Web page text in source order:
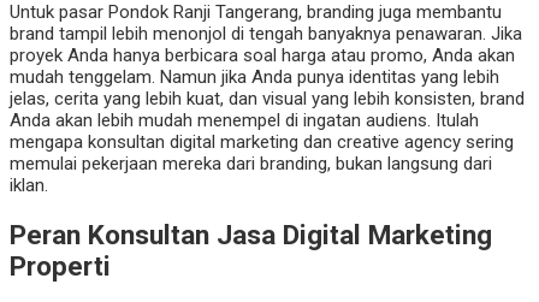
Untuk pasar Pondok Ranji Tangerang, branding juga membantu
brand tampil lebih menonjol di tengah banyaknya penawaran. Jika
proyek Anda hanya berbicara soal harga atau promo, Anda akan
mudah tenggelam. Namun jika Anda punya identitas yang lebih
jelas, cerita yang lebih kuat, dan visual yang lebih konsisten, brand
Anda akan lebih mudah menempel di ingatan audiens. Itulah
mengapa konsultan digital marketing dan creative agency sering
memulai pekerjaan mereka dari branding, bukan langsung dari
iklan.
Peran Konsultan Jasa Digital Marketing
Properti